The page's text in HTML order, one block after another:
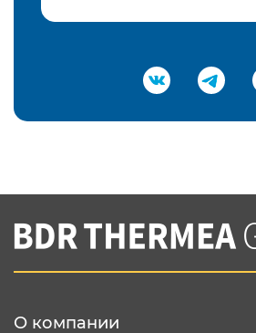
Подтвердить e-mail
Вы соглашаетесь с нашей
конфеденциальности
О компании